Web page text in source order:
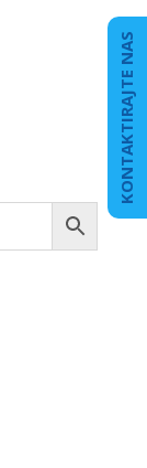
KONTAKTIRAJTE NAS